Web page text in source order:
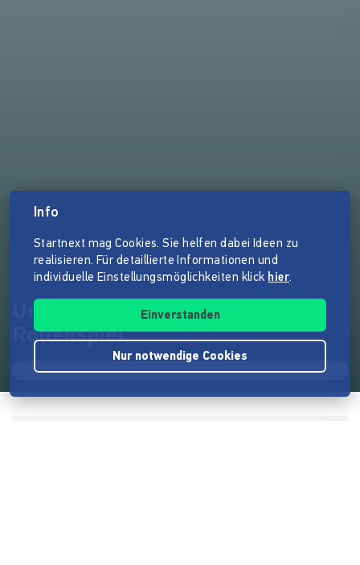
Umläut - Das Heavy Metal
Rollenspiel
Info
Startnext mag Cookies. Sie helfen dabei Ideen zu
realisieren. Für detaillierte Informationen und
individuelle Einstellungsmöglichkeiten klick hier.
Einverstanden
Nur notwendige Cookies